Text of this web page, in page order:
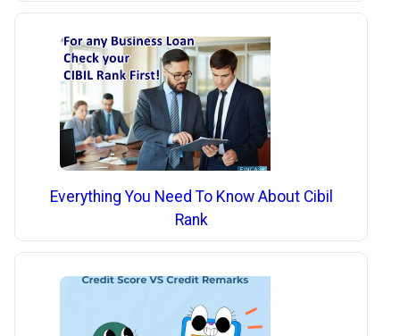
Everything You Need To Know About Cibil
Rank